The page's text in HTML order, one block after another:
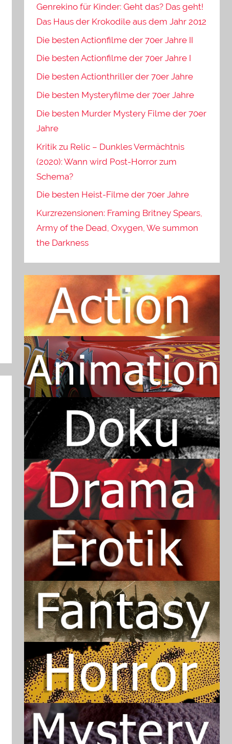
Genrekino für Kinder: Geht das? Das geht!
Das Haus der Krokodile aus dem Jahr 2012
Die besten Actionfilme der 70er Jahre II
Die besten Actionfilme der 70er Jahre I
Die besten Actionthriller der 70er Jahre
Die besten Mysteryfilme der 70er Jahre
Die besten Murder Mystery Filme der 70er
Jahre
Kritik zu Relic – Dunkles Vermächtnis
(2020): Wann wird Post-Horror zum
Schema?
Die besten Heist-Filme der 70er Jahre
Kurzrezensionen: Framing Britney Spears,
Army of the Dead, Oxygen, We summon
the Darkness